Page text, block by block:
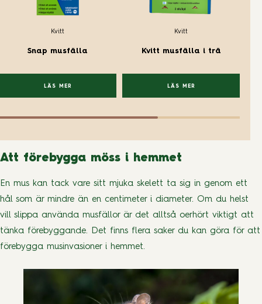
Kvitt
Snap musfälla
LÄS MER
Kvitt
Kvitt musfälla i trä
LÄS MER
Att förebygga möss i hemmet
En mus kan tack vare sitt mjuka skelett ta sig in genom ett
hål som är mindre än en centimeter i diameter. Om du helst
vill slippa använda musfällor är det alltså oerhört viktigt att
tänka förebyggande. Det finns flera saker du kan göra för att
förebygga musinvasioner i hemmet.